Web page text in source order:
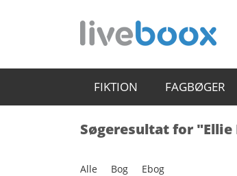
FIKTION FAGBØGER
Søgeresultat for "Ellie
Alle Bog Ebog